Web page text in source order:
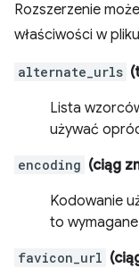
Rozszerzenie
właściwości w
alternate_urls
Lista
używać
encoding (ciąg
Kodowanie
to
favicon_url